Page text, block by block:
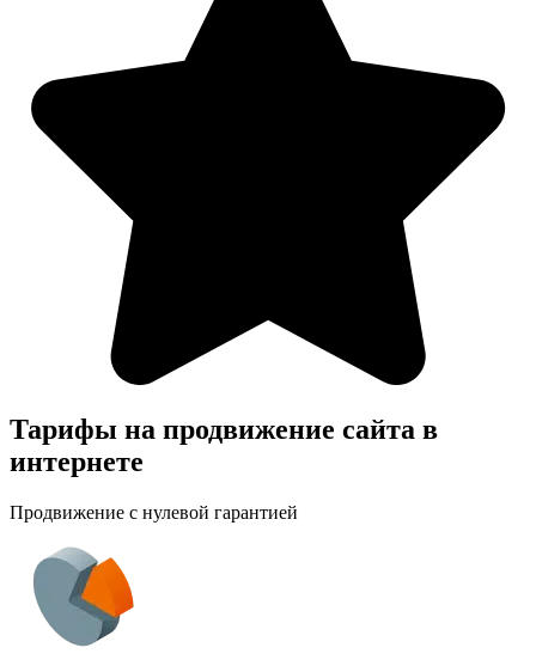
Тарифы на продвижение сайта в
интернете
Продвижение с нулевой гарантией